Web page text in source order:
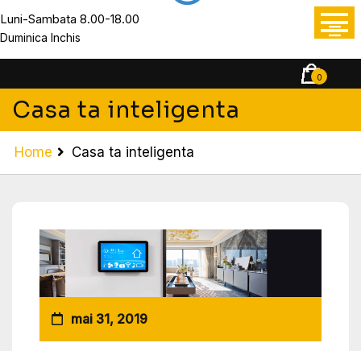
Luni-Sambata 8.00-18.00
Duminica Inchis
0
Casa ta inteligenta
Home Casa ta inteligenta
mai 31, 2019